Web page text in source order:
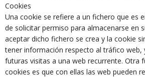
Cookies
Una cookie se refiere a un fichero que es
de solicitar permiso para almacenarse en
aceptar dicho fichero se crea y la cookie
tener información respecto al tráfico web,
futuras visitas a una web recurrente. Otra
cookies es que con ellas las web pueden